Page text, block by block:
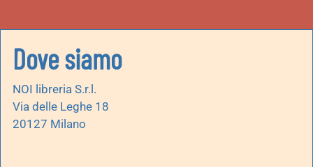
Dove siamo
NOI libreria S.r.l.
Via delle Leghe 18
20127 Milano